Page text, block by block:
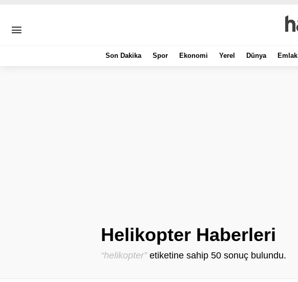
Son Dakika Spor Ekonomi Yerel Dünya Emlak
Helikopter Haberleri
“helikopter”etiketine sahip 50 sonuç bulundu.